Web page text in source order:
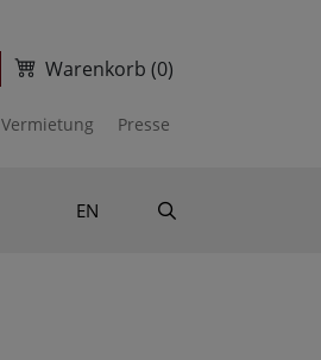
Warenkorb (0)
Vermietung Presse
EN